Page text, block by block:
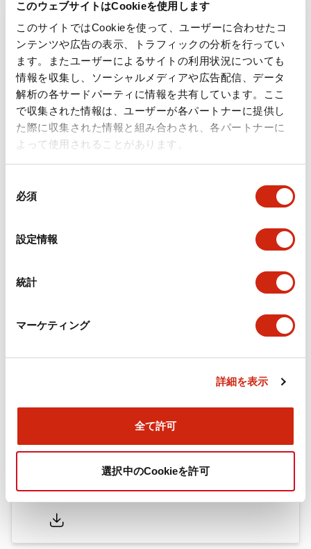
このウェブサイトはCookieを使用します
このサイトではCookieを使って、ユーザーに合わせたコ
ンテンツや広告の表示、トラフィックの分析を行ってい
ます。またユーザーによるサイトの利用状況についても
情報を収集し、ソーシャルメディアや広告配信、データ
解析の各サードパーティに情報を共有しています。ここ
で収集された情報は、ユーザーが各パートナーに提供し
た際に収集された情報と組み合わされ、各パートナーに
よって使用されることがあります。
必須
設定情報
統計
マーケティング
詳細を表示
全て許可
選択中のCookieを許可
電気的仕様(照光部定格)
環境仕様
機能仕様
機械的仕様
旧カタログ_TWシリーズ コントロールユニット（201